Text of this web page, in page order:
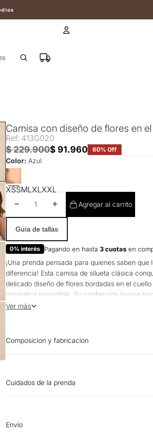
Camisa con diseño de flores en
Ref: 413G020
$ 229.900$ 91.960 60% Off
Color: Azul
XSSMLXLXXL
Disminuir cantidadAumentar cantidad
Agregar al carrito
Guía de tallas
0% interés Pagando en hasta3 cuotas en
¡Una prenda pensada para quienes saben
diferencia! Esta camisa de silueta clásica
delicado diseño de flores bordadas en el
romántico irresistible. Su confección liviana
ideal para días donde quieres sentirte cómoda,
Ver más
Composicion y fabricacion
Cuidados de la prenda
SECADO: No secar en máquina.
Envío